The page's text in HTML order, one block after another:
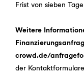
Frist von sieben
Weitere
crowd.de/
der